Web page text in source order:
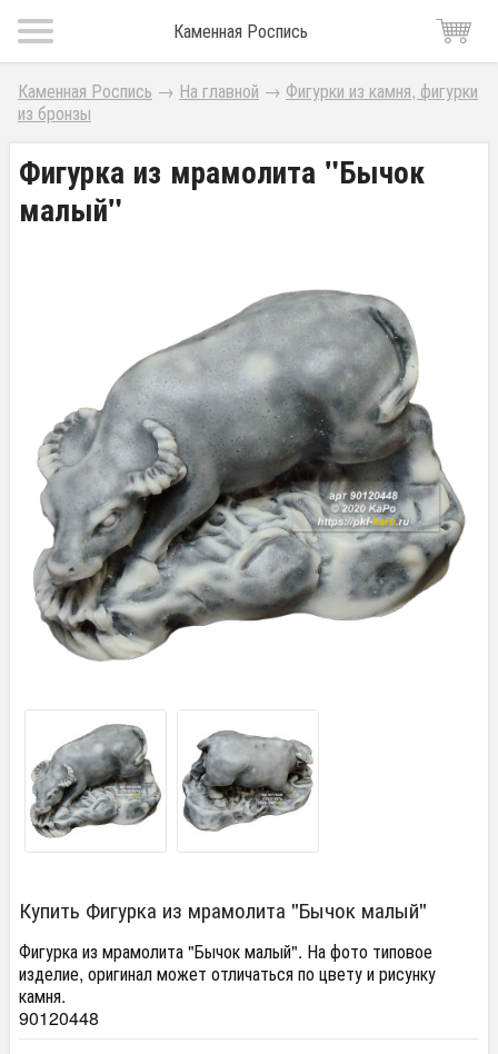
Каменная Роспись
Каменная Роспись → На главной → Фигурки из камня, фигурки
из бронзы
Фигурка из мрамолита "Бычок
малый"
Купить Фигурка из мрамолита "Бычок малый"
Фигурка из мрамолита "Бычок малый". На фото типовое
изделие, оригинал может отличаться по цвету и рисунку
камня.
90120448